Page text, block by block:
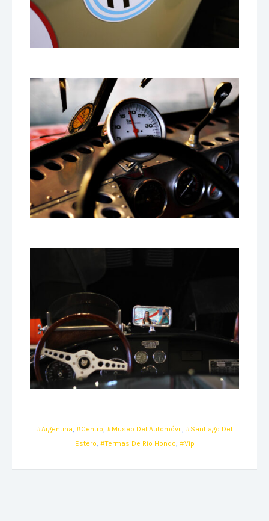
Argentina, Centro, Museo Del Automóvil,
Santiago Del
Estero, Termas De Rio Hondo, Vip